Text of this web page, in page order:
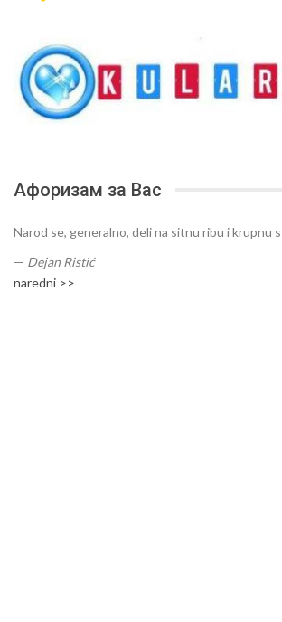
Афоризам за Вас
Narod se, generalno, deli na sitnu ribu i krupnu
— Dejan Ristić
naredni >>